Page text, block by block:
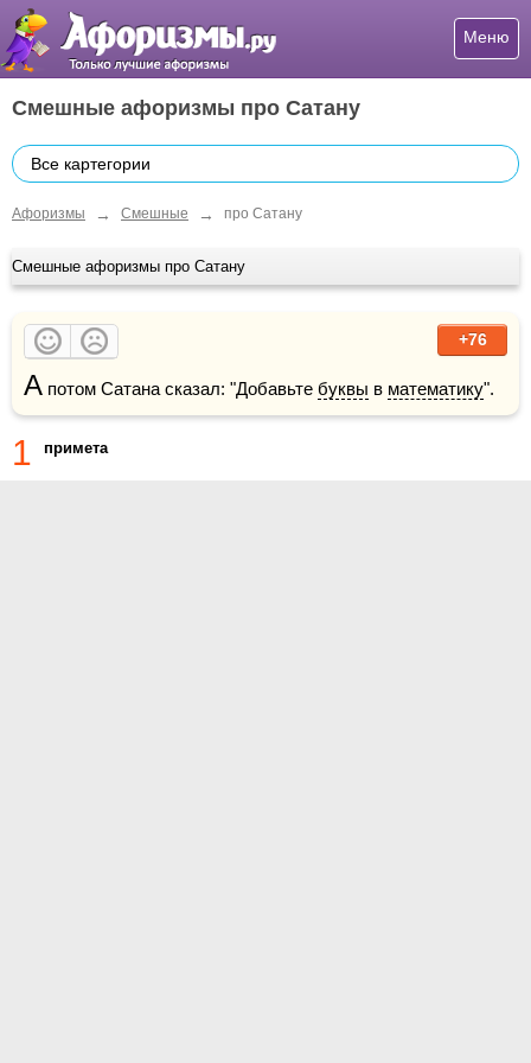
Меню
Смешные афоризмы про Сатану
Все картегории
Афоризмы → Смешные → про Сатану
Смешные афоризмы про Сатану
+76
А потом Сатана сказал: "Добавьте буквы в математику".
1 примета